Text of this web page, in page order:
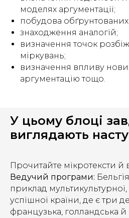
моделях аргументації;
побудова
знаходження аналогій;
визначення точок
міркувань;
визначення впливу
аргументацію тощо.
У цьому блоці
виглядають
Прочитайте мікротексти й
Ведучий програми:
приклад
успішної країни, де є три
французька, голландська й